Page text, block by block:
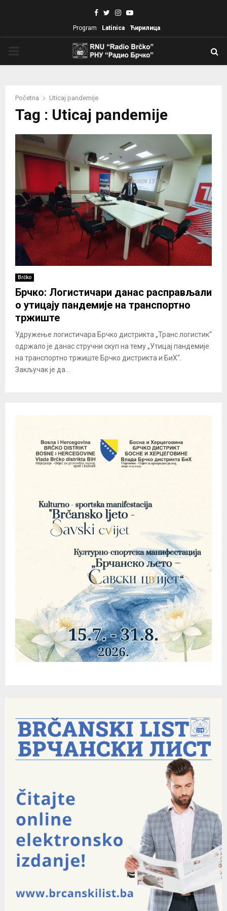
Facebook
TwitterInstagram
Youtube
Program Latinica Ћирилица
Početna Uticaj pandemije
Tag : Uticaj pandemije
Brčko
Брчко: Логистичари данас расправљали
о утицају пандемије на транспортно
тржиште
Удружење логистичара Брчко дистрикта „Транс логистик“
одржало је данас стручни скуп на тему „Утицај пандемије
на транспортно тржиште Брчко дистрикта и БиХ“.
Закључак је да...